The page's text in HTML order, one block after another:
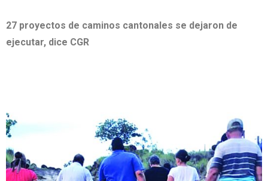
27 proyectos de caminos cantonales se dejaron de
ejecutar, dice CGR